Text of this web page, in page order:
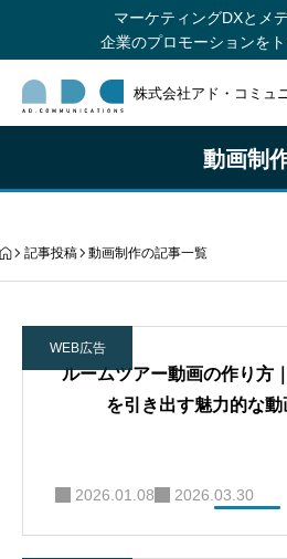
マーケティングDXとメ
企業のプロモーションを
株式会社アド・コミュ
動画制
記事投稿 動画制作の記事一覧
WEB広告
ルームツアー動画の作り方
を引き出す魅力的な
2026.01.08 2026.03.30